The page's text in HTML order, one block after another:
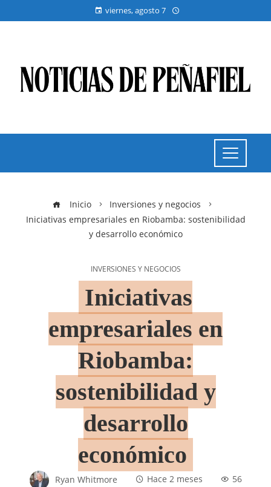
viernes, agosto 7
Inicio
Inversiones y negocios
Iniciativas empresariales en Riobamba: sostenibilidad
y desarrollo económico
INVERSIONES Y NEGOCIOS
Iniciativas
empresariales en
Riobamba:
sostenibilidad y
desarrollo
económico
Ryan Whitmore Hace 2 meses 56